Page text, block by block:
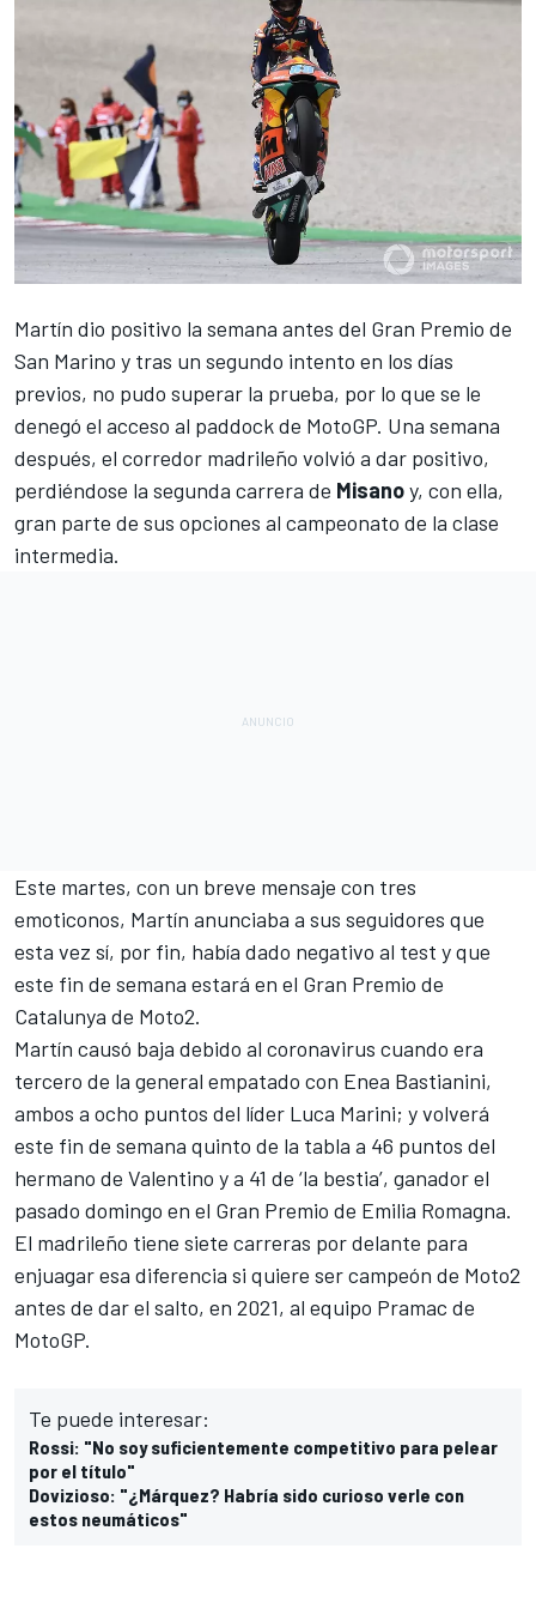
Martín dio positivo la semana antes del Gran Premio de
San Marino y tras un segundo intento en los días
previos, no pudo superar la prueba, por lo que se le
denegó el acceso al paddock de MotoGP. Una semana
después, el corredor madrileño volvió a dar positivo,
perdiéndose la segunda carrera de Misanoy, con ella,
gran parte de sus opciones al campeonato de la clase
intermedia.
Este martes, con un breve mensaje con tres
emoticonos, Martín anunciaba a sus seguidores que
esta vez sí, por fin, había dado negativo al test y que
este fin de semana estará en el Gran Premio de
Catalunya de Moto2.
Martín causó baja debido al coronavirus cuando era
tercero de la general empatado con Enea Bastianini,
ambos a ocho puntos del líder Luca Marini; y volverá
este fin de semana quinto de la tabla a 46 puntos del
hermano de Valentino y a 41 de ‘la bestia’, ganador el
pasado domingo en el Gran Premio de Emilia Romagna.
El madrileño tiene siete carreras por delante para
enjuagar esa diferencia si quiere ser campeón de Moto2
antes de dar el salto, en 2021, al equipo Pramac de
MotoGP.
Te puede interesar:
Rossi: "No soy suficientemente competitivo para pelear
por el título"
Dovizioso: "¿Márquez? Habría sido curioso verle con
estos neumáticos"